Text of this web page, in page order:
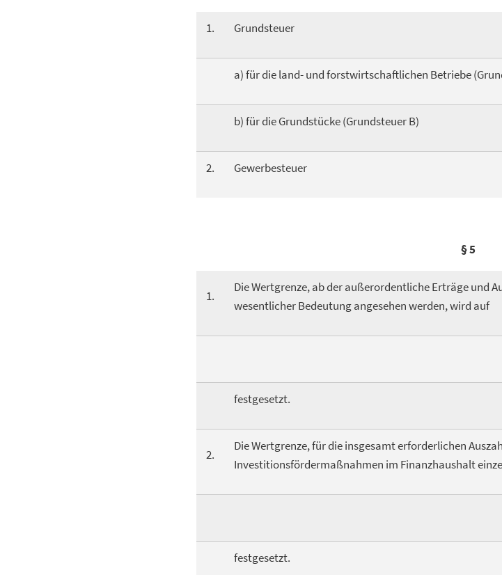
1. Grundsteuer
a) für die land- und forstwirtschaftlichen Betriebe
b) für die Grundstücke (Grundsteuer B)
2. Gewerbesteuer
§ 5
1.
Die Wertgrenze, ab der außerordentliche Erträge und
wesentlicher Bedeutung angesehen werden, wird auf
festgesetzt.
2.
Die Wertgrenze, für die insgesamt erforderlichen
Investitionsfördermaßnahmen im Finanzhaushalt
festgesetzt.